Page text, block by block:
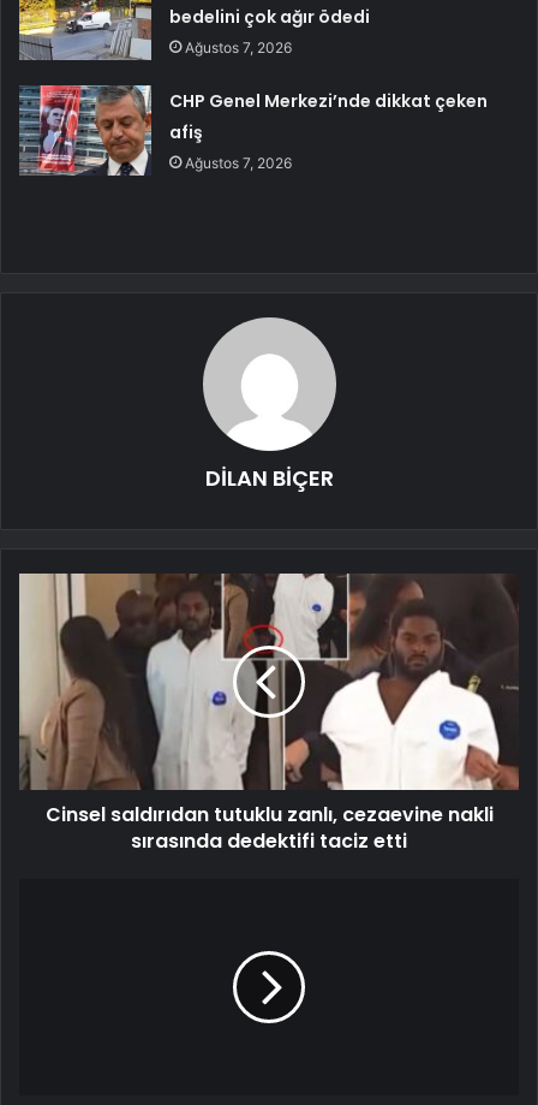
bedelini çok ağır ödedi
Ağustos 7, 2026
CHP Genel Merkezi’nde dikkat çeken
afiş
Ağustos 7, 2026
DİLAN BİÇER
Cinsel saldırıdan tutuklu zanlı, cezaevine nakli
sırasında dedektifi taciz etti